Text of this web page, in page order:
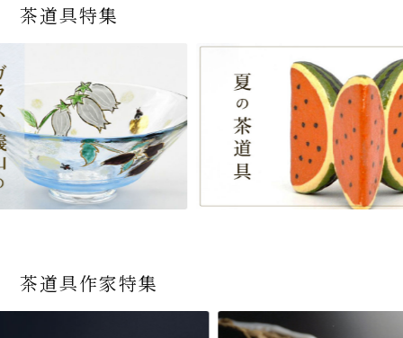
茶道具特集
茶道具作家特集